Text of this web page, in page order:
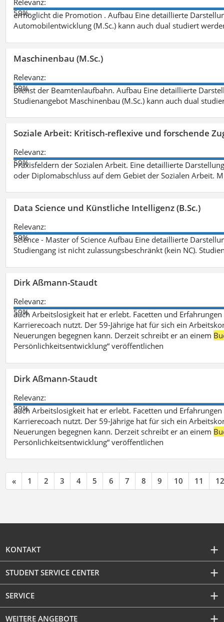
Relevanz:
59%
ermöglicht die Promotion . Aufbau Eine detaillierte
Automobilentwicklung (M.Sc.) kann auch dual studiert
Maschinenbau (M.Sc.)
Relevanz:
59%
Dienst der Beamtenlaufbahn. Aufbau Eine detaillierte
Studienangebot Maschinenbau (M.Sc.) kann auch dual
Soziale Arbeit: Kritisch-reflexive und forschende
Relevanz:
59%
Praxisfeldern der Sozialen Arbeit. Eine detaillierte
oder Diplomabschluss auf dem Gebiet der Sozialen Arbeit.
Data Science und Künstliche Intelligenz (B.Sc.)
Relevanz:
59%
Science - Master of Science Aufbau Eine detaillierte
Studiengang ist nicht zulassungsbeschränkt (kein NC).
Dirk Aßmann-Staudt
Relevanz:
59%
auch Arbeitslosigkeit hat er erlebt. Facetten und
Karrierecoach nutzt. Der 59-Jährige hat für sich ein
Neuerungen begegnen kann. Derzeit schreibt er an einem
Persönlichkeitsentwicklung“ veröffentlichen
Dirk Aßmann-Staudt
Relevanz:
59%
auch Arbeitslosigkeit hat er erlebt. Facetten und
Karrierecoach nutzt. Der 59-Jährige hat für sich ein
Neuerungen begegnen kann. Derzeit schreibt er an einem
Persönlichkeitsentwicklung“ veröffentlichen
« 1 2 3 4 5 6 7 8 9 10 11 12
KONTAKT
STUDENT SERVICE CENTER
SERVICE
WEITERE ANGEBOTE